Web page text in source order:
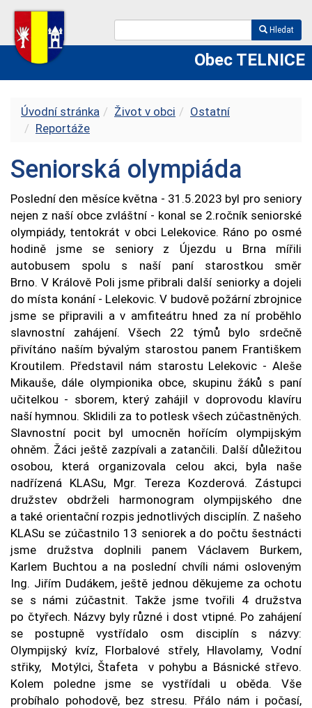
Hledat
Obec TELNICE
Úvodní stránka Život v obci
Ostatní
Reportáže
Seniorská olympiáda
Poslední den měsíce května - 31.5.2023 byl pro seniory
nejen z naší obce zvláštní - konal se 2.ročník seniorské
olympiády, tentokrát v obci Lelekovice. Ráno po osmé
hodině jsme se seniory z Újezdu u Brna mířili
autobusem spolu s naší paní starostkou směr
Brno. V Králově Poli jsme přibrali další seniorky a dojeli
do místa konání - Lelekovic. V budově požární zbrojnice
jsme se připravili a v amfiteátru hned za ní proběhlo
slavnostní zahájení. Všech 22 týmů bylo srdečně
přivítáno naším bývalým starostou panem Františkem
Kroutilem. Představil nám starostu Lelekovic - Aleše
Mikauše, dále olympionika obce, skupinu žáků s paní
učitelkou - sborem, který zahájil v doprovodu klavíru
naší hymnou. Sklidili za to potlesk všech zúčastněných.
Slavnostní pocit byl umocněn hořícím olympijským
ohněm. Žáci ještě zazpívali a zatančili. Další důležitou
osobou, která organizovala celou akci, byla naše
nadřízená KLASu, Mgr. Tereza Kozderová. Zástupci
družstev obdrželi harmonogram olympijského dne
a také orientační rozpis jednotlivých disciplín. Z našeho
KLASu se zúčastnilo 13 seniorek a do počtu šestnácti
jsme družstva doplnili panem Václavem Burkem,
Karlem Buchtou a na poslední chvíli námi osloveným
Ing. Jiřím Dudákem, ještě jednou děkujeme za ochotu
se s námi zúčastnit. Takže jsme tvořili 4 družstva
po čtyřech. Názvy byly různé i dost vtipné. Po zahájení
se postupně vystřídalo osm disciplín s názvy:
Olympijský kvíz, Florbalové střely, Hlavolamy, Vodní
střiky, Motýlci, Štafeta v pohybu a Básnické střevo.
Kolem poledne jsme se vystřídali u oběda. Vše
probíhalo pohodově, bez stresu. Přálo nám i počasí,